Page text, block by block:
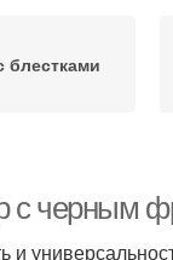
блестками
с черным
и